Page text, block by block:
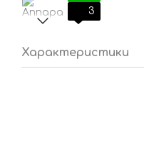
3
Характеристики